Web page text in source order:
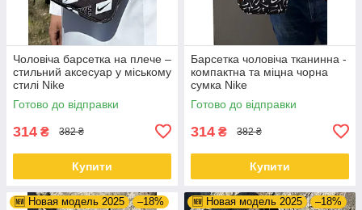
Чоловіча барсетка на плече –
стильний аксесуар у міському
стилі Nike
Готово до відправки
314 ₴ 382 ₴
Купити
Барсетка чоловіча тканинна -
компактна та міцна чорна
сумка Nike
Готово до відправки
314 ₴ 382 ₴
Купити
🆕 Новая модель 2025 –18% 🆕 Новая модель 2025 –18%